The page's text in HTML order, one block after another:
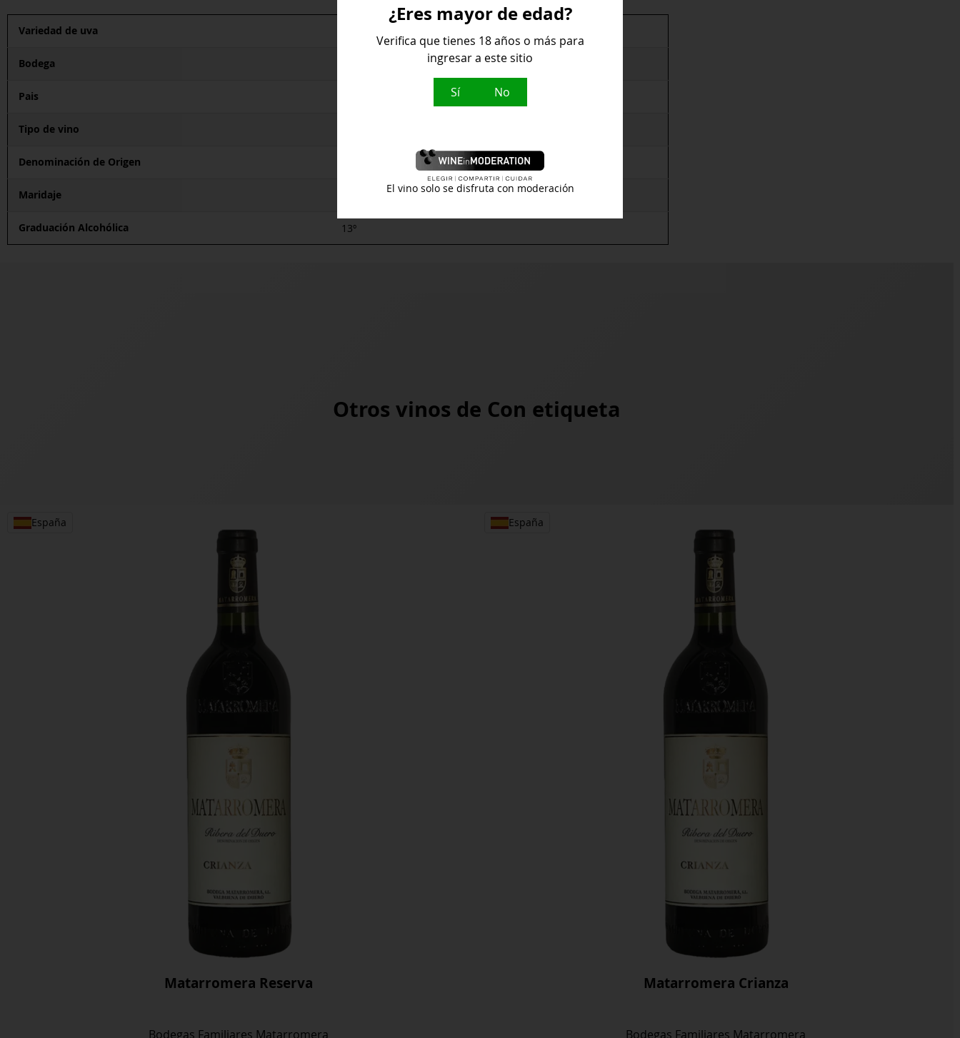
Variedad de uva
Bodega
Pais
Tipo de vino
Denominación de Origen
Maridaje Arroces, Marisco, Pescados
Graduación Alcohólica 13º
Otros vinos de Con etiqueta
España
Matarromera Reserva
Bodegas Familiares Matarromera
España
Matarromera Crianza
Bodegas Familiares Matarromera
¿Eres mayor de edad?
Verifica que tienes 18 años o más para
ingresar a este sitio
Sí No
El vino solo se disfruta con moderación